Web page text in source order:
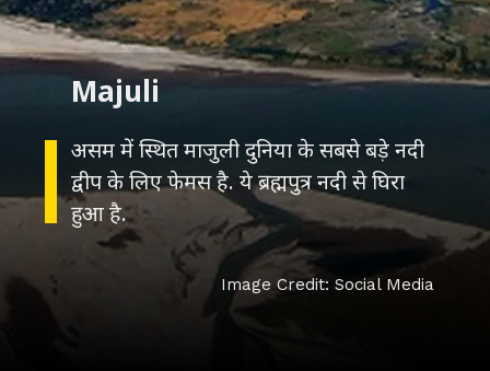
असम में स्थित माजुली दुनिया के सबसे बड़े नदी
द्वीप के लिए फेमस है. ये ब्रह्मपुत्र नदी से घिरा
हुआ है.